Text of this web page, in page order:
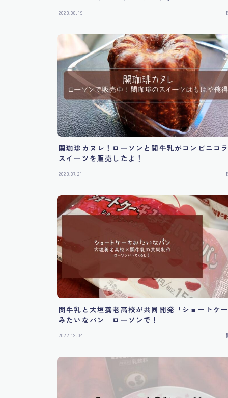
2023.08.19
関珈琲カヌレ！ローソンと関牛乳がコンビニコ
スイーツを販売したよ！
2023.07.21
関牛乳と大垣養老高校が共同開発「ショートケ
みたいなパン」ローソンで！
2022.12.04